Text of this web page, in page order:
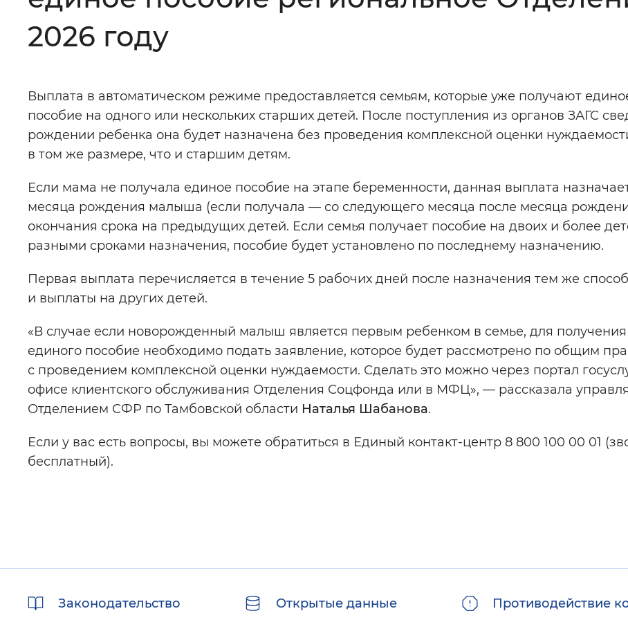
Звуковой ассистент: Воспроизвести Остановить Повторить
Вернуть стандартные настройки
2026 году
Выплата в автоматическом режиме предоставляется семьям, которые уже получают
пособие на одного или нескольких старших детей. После поступления из органов ЗАГС
рождении ребенка она будет назначена без проведения комплексной оценки
в том же размере, что и старшим детям.
Если мама не получала единое пособие на этапе беременности, данная выплата
месяца рождения малыша (если получала — со следующего месяца после месяца
окончания срока на предыдущих детей. Если семья получает пособие на двоих и более
разными сроками назначения, пособие будет установлено по последнему назначению.
Первая выплата перечисляется в течение 5 рабочих дней после назначения тем же
и выплаты на других детей.
«В случае если новорожденный малыш является первым ребенком в семье, для получения
единого пособие необходимо подать заявление, которое будет рассмотрено по общим
с проведением комплексной оценки нуждаемости. Сделать это можно через портал
офисе клиентского обслуживания Отделения Соцфонда или в МФЦ», — рассказала
Отделением СФР по Тамбовской области Наталья Шабанова.
Если у вас есть вопросы, вы можете обратиться в Единый контакт-центр 8 800 100 00 01
бесплатный).
ссылкиЗаконодательство Открытые данные Противодействие